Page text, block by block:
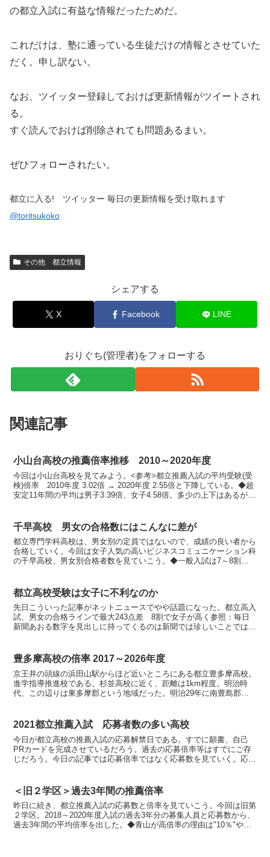
の都立入試に有益な情報だったためだ。
これだけは、塾に通っている生徒だけの情報とさせていた
だく。申し訳ない。
なお、ツイッター登録しておけば更新情報がツイートされ
る。
すぐ読んでおけば削除されても問題あるまい。
ぜひフォローされたい。
都立に入る! ツイッター 毎日の更新情報を受け取れます
@toritsukoko
その他 都立情報
シェアする
X Facebook LINE
おりぐち(管理者)をフォローする
関連記事
小山台高校の推薦倍率推移 2010～2020年度
今回は小山台高校を見てみよう。<参考>都立推薦入試の平均受験(受
検)倍率 2010年度 3.02倍 → 2020年度 2.55倍と下降している。◆超
安定11年間の平均は男子3.39倍、女子4.58倍。多少の上下はあるが、
千早高校 男女の合格数にはこんなに差が
都立専門学科高校は、男女別の定員ではないので、成績の良い者から
合格していく。今回は女子人気の高いビジネスコミュニケーション科
の千早高校、男女別合格者数を見ていこう。◆一般入試は7～8割が
都立高校受験は女子に不利なのか
先日こういった記事がネットニュースでやや話題になった。都立高入
試、男女の合格ラインで最大243点差 8割で女子が高く参照：毎日
新聞あおる数字を見出しに持ってくるのは新聞では珍しいことではな
豊多摩高校の倍率 2017～2026年度
京王井の頭線の浜田山駅からほど近いところにある都立豊多摩高校。
進学指導推進校である。杉並高校に近く、距離は1km程度。明治時
代、この辺りは東多摩郡という地域だった。明治29年に南豊島郡と
2021都立推薦入試 応募者数の多い高校
今日が都立高校の推薦入試の応募解禁日である。すでに願書、自己
PRカードを完成させているだろう。過去の応募倍率等はすでにご存
じだろう。今日の記事では応募倍率ではなく応募数を見ていく。応募
＜旧２学区＞過去3年間の推薦倍率
昨日に続き、都立推薦入試の応募数と倍率を見ていこう。今回は旧第
２学区。2018～2020年度入試の過去3年分の募集人員と応募数から、
過去3年間の平均倍率を出した。◆青山が高倍率の理由は"10％"やは